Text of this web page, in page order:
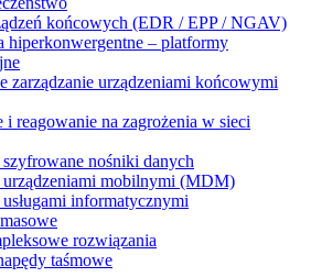
końcowych (EDR / EPP / NGAV)
hiperkonwergentne – platformy
zarządzanie urządzeniami końcowymi
reagowanie na zagrożenia w sieci
szyfrowane nośniki danych
urządzeniami mobilnymi (MDM)
informatycznymi
rozwiązania
taśmowe